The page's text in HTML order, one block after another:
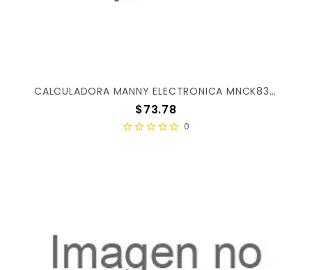
CALCULADORA MANNY ELECTRONICA MNCK836-120 X/100
Precio
$73.78
0